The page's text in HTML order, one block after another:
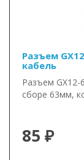
Разъем
кабель
Разъем
сборе 63мм,
85 ₽